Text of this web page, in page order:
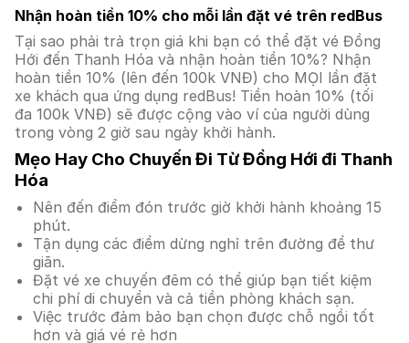
Nhận hoàn tiền 10% cho mỗi lần đặt vé trên redBus
Tại sao phải trả trọn giá khi bạn có thể đặt vé Đồng
Hới đến Thanh Hóa và nhận hoàn tiền 10%? Nhận
hoàn tiền 10% (lên đến 100k VNĐ) cho MỌI lần đặt
xe khách qua ứng dụng redBus! Tiền hoàn 10% (tối
đa 100k VNĐ) sẽ được cộng vào ví của người dùng
trong vòng 2 giờ sau ngày khởi hành.
Mẹo Hay Cho Chuyến Đi Từ Đồng Hới đi Thanh
Hóa
Nên đến điểm đón trước giờ khởi hành khoảng 15
phút.
Tận dụng các điểm dừng nghỉ trên đường để thư
giãn.
Đặt vé xe chuyến đêm có thể giúp bạn tiết kiệm
chi phí di chuyển và cả tiền phòng khách sạn.
Việc trước đảm bảo bạn chọn được chỗ ngồi tốt
hơn và giá vé rẻ hơn